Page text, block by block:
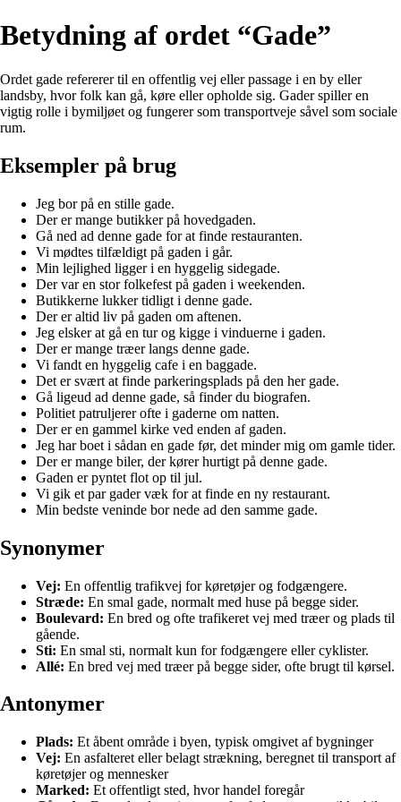
Betydning af ordet “Gade”
Ordet gade refererer til en offentlig vej eller passage i en by eller
landsby, hvor folk kan gå, køre eller opholde sig. Gader spiller en
vigtig rolle i bymiljøet og fungerer som transportveje såvel som sociale
rum.
Eksempler på brug
Jeg bor på en stille gade.
Der er mange butikker på hovedgaden.
Gå ned ad denne gade for at finde restauranten.
Vi mødtes tilfældigt på gaden i går.
Min lejlighed ligger i en hyggelig sidegade.
Der var en stor folkefest på gaden i weekenden.
Butikkerne lukker tidligt i denne gade.
Der er altid liv på gaden om aftenen.
Jeg elsker at gå en tur og kigge i vinduerne i gaden.
Der er mange træer langs denne gade.
Vi fandt en hyggelig cafe i en baggade.
Det er svært at finde parkeringsplads på den her gade.
Gå ligeud ad denne gade, så finder du biografen.
Politiet patruljerer ofte i gaderne om natten.
Der er en gammel kirke ved enden af gaden.
Jeg har boet i sådan en gade før, det minder mig om gamle tider.
Der er mange biler, der kører hurtigt på denne gade.
Gaden er pyntet flot op til jul.
Vi gik et par gader væk for at finde en ny restaurant.
Min bedste veninde bor nede ad den samme gade.
Synonymer
Vej: En offentlig trafikvej for køretøjer og fodgængere.
Stræde: En smal gade, normalt med huse på begge sider.
Boulevard: En bred og ofte trafikeret vej med træer og plads til
gående.
Sti: En smal sti, normalt kun for fodgængere eller cyklister.
Allé: En bred vej med træer på begge sider, ofte brugt til kørsel.
Antonymer
Plads: Et åbent område i byen, typisk omgivet af bygninger
Vej: En asfalteret eller belagt strækning, beregnet til transport af
køretøjer og mennesker
Marked: Et offentligt sted, hvor handel foregår